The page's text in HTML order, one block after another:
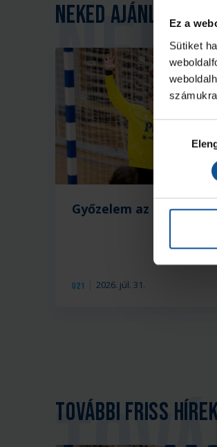
Ez a
Sütiket
Hozzájárulás
kiválasztása
Neked ajánljuk
U21 2026. júl. 31.
Győzelem az
További friss